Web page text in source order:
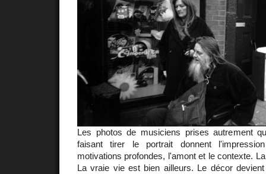
Les photos de musiciens prises autrement
faisant tirer le portrait donnent
motivations profondes, l'amont et le contexte.
La vraie vie est bien ailleurs. Le décor